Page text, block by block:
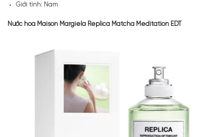
Giới tính: Nam
Nước hoa Maison Margiela Replica Matcha Meditation EDT